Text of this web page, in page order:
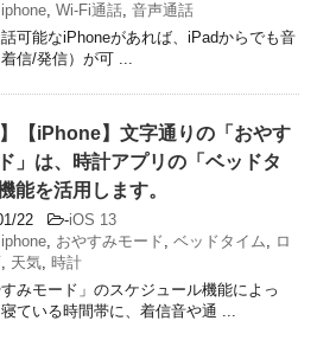
iphone, Wi-Fi通話, 音声通話
可能なiPhoneがあれば、iPadからでも音
信/発信）が可 ...
】【iPhone】文字通りの「おやす
」は、時計アプリの「ベッドタ
能を活用します。
22 -iOS 13
iphone, おやすみモード, ベッドタイム, ロ
, 天気, 時計
みモード」のスケジュール機能によっ
ている時間帯に、着信音や通 ...